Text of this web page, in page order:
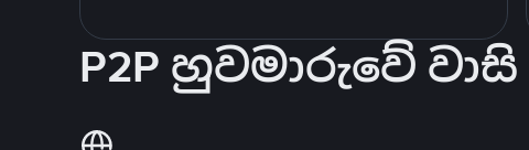
P2P හුවමාරුවේ වාසි